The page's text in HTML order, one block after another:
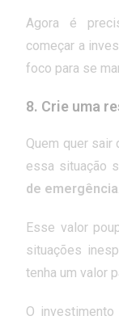
Agora é
começar a
foco para se
8. Crie uma
Quem quer sair
essa situação
de emergência
Esse valor
situações
tenha um valor
O